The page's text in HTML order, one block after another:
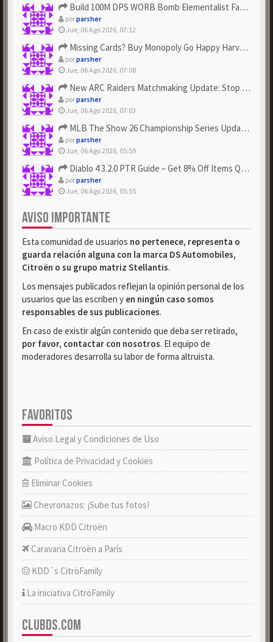
Build 100M DPS WORB Bomb Elementalist Fast - Grab POE Curren...
porparsher
Jue, 06 Ago 2026, 07:12
Missing Cards? Buy Monopoly Go Happy Harvest with Looney Tun...
porparsher
Jue, 06 Ago 2026, 07:08
New ARC Raiders Matchmaking Update: Stop Failed - Grab Bluep...
porparsher
Jue, 06 Ago 2026, 07:03
MLB The Show 26 Championship Series Update! Get Cheap & ...
porparsher
Jue, 06 Ago 2026, 05:59
Diablo 4 3.2.0 PTR Guide – Get 8% Off Items Quickly to Test ...
porparsher
Jue, 06 Ago 2026, 05:55
AVISO IMPORTANTE
Esta comunidad de usuarios no pertenece, representa o
guarda relación alguna con la marca DS Automobiles,
Citroën o su grupo matriz Stellantis.
Los mensajes publicados reflejan la opinión personal de los
usuarios que las escriben y en ningún caso somos
responsables de sus publicaciones.
En caso de existir algún contenido que deba ser retirado,
por favor, contactar con nosotros. El equipo de
moderadores desarrolla su labor de forma altruista.
FAVORITOS
Aviso Legal y Condiciones de Uso
Política de Privacidad y Cookies
Eliminar Cookies
Chevronazos: ¡Sube tus fotos!
Macro KDD Citroën
Caravana Citroën a París
KDD´s CitröFamily
La iniciativa CitröFamily
CLUBDS.COM